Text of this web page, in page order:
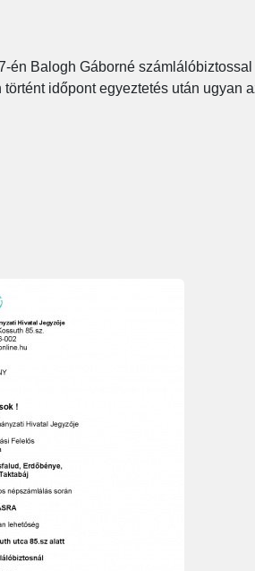
én Balogh Gáborné számlálóbiztossal
időpont egyeztetés után ugyan